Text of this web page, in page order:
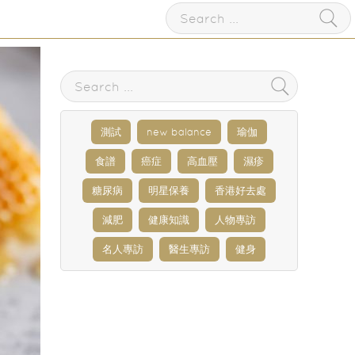
測試 new balance 瑜伽
食譜 癌症 高血壓 濕疹
糖尿病 明星保養 香港好去處
減肥 健康知識 人物專訪
名人專訪 醫生專訪 健身